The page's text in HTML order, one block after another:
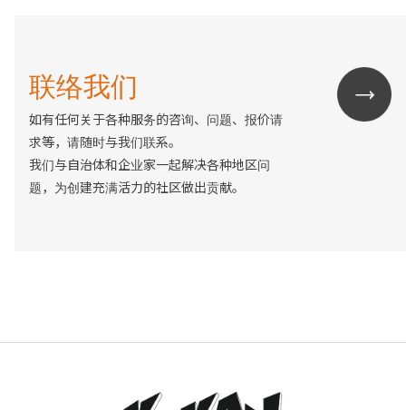
联络我们
如有任何关于各种服务的咨询、问题、报价请
求等，请随时与我们联系。
我们与自治体和企业家一起解决各种地区问
题，为创建充满活力的社区做出贡献。